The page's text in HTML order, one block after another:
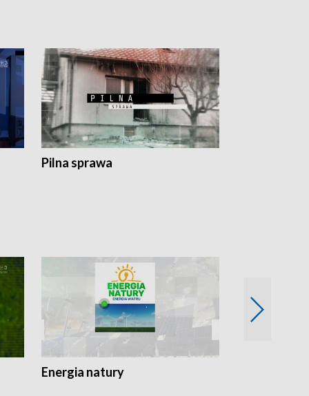
Pilna sprawa
Energia natury